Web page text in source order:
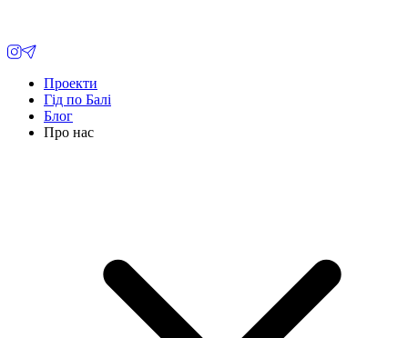
Проекти
Гід по Балі
Блог
Про нас